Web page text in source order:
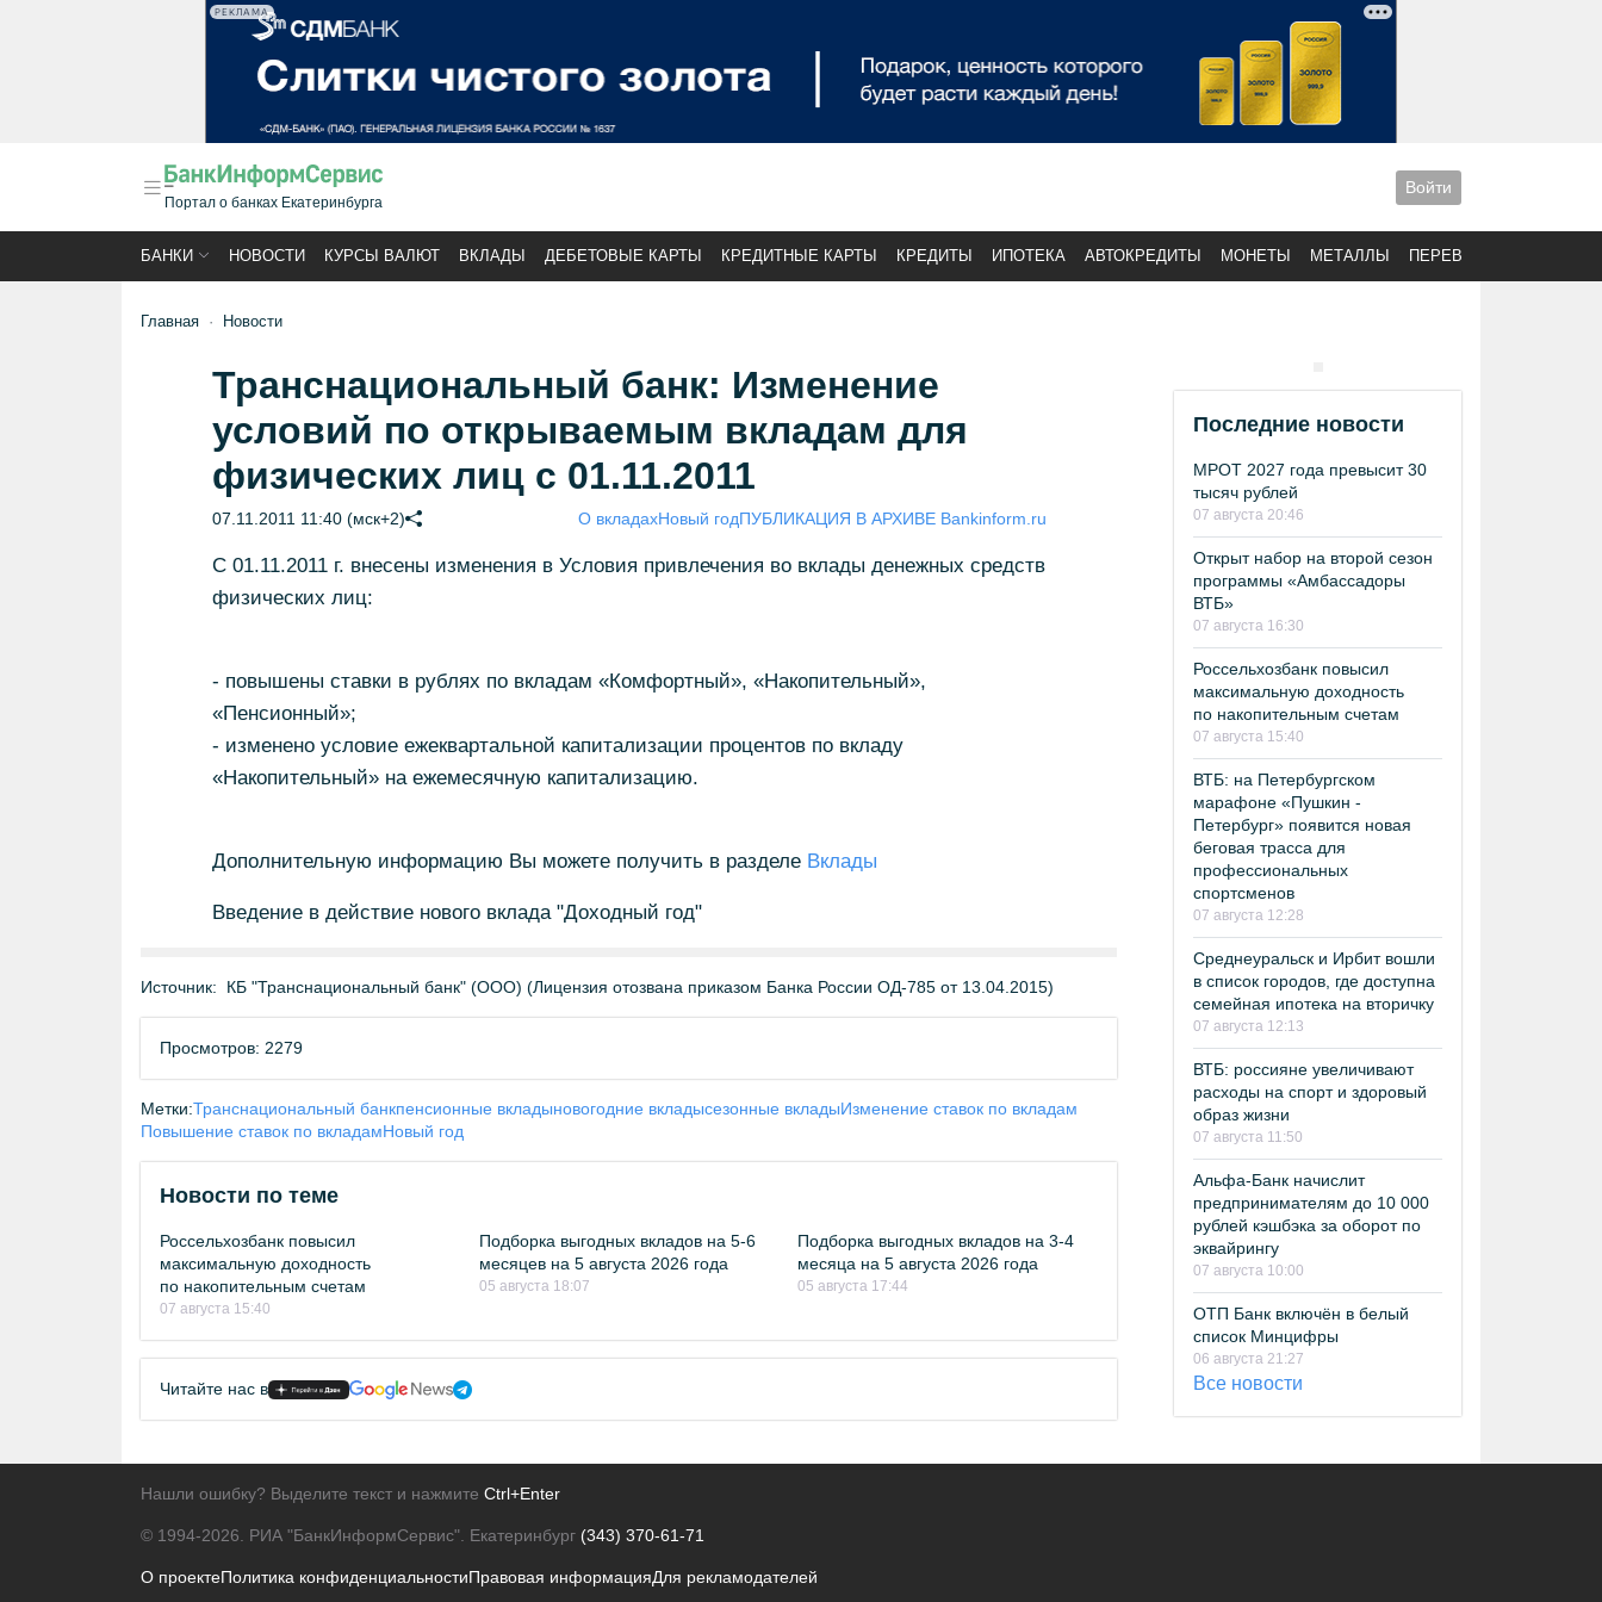
РЕКЛАМА
Портал о банках Екатеринбурга
Войти
БАНКИ НОВОСТИ КУРСЫ ВАЛЮТ ВКЛАДЫ ДЕБЕТОВЫЕ КАРТЫ КРЕДИТНЫЕ КАРТЫ КРЕДИТЫ ИПОТЕКА АВТОКРЕДИТЫ МОНЕТЫ МЕТАЛЛЫ ПЕРЕВОДЫ
Главная Новости
Транснациональный банк: Изменение
условий по открываемым вкладам для
физических лиц с 01.11.2011
07.11.2011 11:40 (мск+2) О вкладахНовый годПУБЛИКАЦИЯ В АРХИВЕ Bankinform.ru
С 01.11.2011 г. внесены изменения в Условия привлечения во вклады денежных средств
физических лиц:
- повышены ставки в рублях по вкладам «Комфортный», «Накопительный»,
«Пенсионный»;
- изменено условие ежеквартальной капитализации процентов по вкладу
«Накопительный» на ежемесячную капитализацию.
Дополнительную информацию Вы можете получить в разделе Вклады
Введение в действие нового вклада "Доходный год"
Источник: КБ "Транснациональный банк" (ООО) (Лицензия отозвана приказом Банка России ОД-785 от 13.04.2015)
Просмотров: 2279
Метки:Транснациональный банкпенсионные вкладыновогодние вкладысезонные вкладыИзменение ставок по вкладам
Повышение ставок по вкладамНовый год
Новости по теме
Россельхозбанк повысил
максимальную доходность
по накопительным счетам
07 августа 15:40
Подборка выгодных вкладов на 5-6
месяцев на 5 августа 2026 года
05 августа 18:07
Подборка выгодных вкладов на 3-4
месяца на 5 августа 2026 года
05 августа 17:44
Читайте нас в
Последние новости
МРОТ 2027 года превысит 30
тысяч рублей
07 августа 20:46
Открыт набор на второй сезон
программы «Амбассадоры
ВТБ»
07 августа 16:30
Россельхозбанк повысил
максимальную доходность
по накопительным счетам
07 августа 15:40
ВТБ: на Петербургском
марафоне «Пушкин -
Петербург» появится новая
беговая трасса для
профессиональных
спортсменов
07 августа 12:28
Среднеуральск и Ирбит вошли
в список городов, где доступна
семейная ипотека на вторичку
07 августа 12:13
ВТБ: россияне увеличивают
расходы на спорт и здоровый
образ жизни
07 августа 11:50
Альфа-Банк начислит
предпринимателям до 10 000
рублей кэшбэка за оборот по
эквайрингу
07 августа 10:00
ОТП Банк включён в белый
список Минцифры
06 августа 21:27
Все новости
Нашли ошибку? Выделите текст и нажмите Ctrl+Enter
© 1994-2026. РИА "БанкИнформСервис". Екатеринбург (343) 370-61-71
О проектеПолитика конфиденциальностиПравовая информацияДля рекламодателей